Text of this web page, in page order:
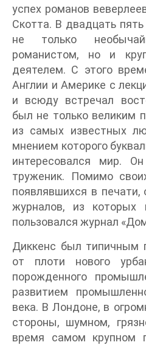
успех романов
Скотта. В двадцать
не только
романистом, но и
деятелем. С этого
Англии и Америке с
и всюду встречал
был не только великим
из самых известных
мнением которого
интересовался мир.
труженик. Помимо
появлявшихся в печати,
журналов, из которых
пользовался журнал
Диккенс был типичным
от плоти нового
порожденного
развитием
века. В Лондоне, в
стороны, шумном,
время самом крупном